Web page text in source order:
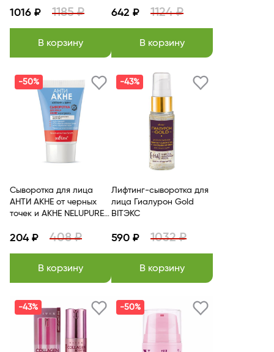
1016 ₽ 1185 ₽
В корзину
642 ₽ 1124 ₽
В корзину
-50%
Сыворотка для лица
АНТИ АКНЕ от черных
точек и АКНЕ NELUPURE™
204 ₽ 408 ₽
В корзину
-43%
Лифтинг-сыворотка для
лица Гиалурон Gold
BITЭКС
590 ₽ 1032 ₽
В корзину
-43% -50%